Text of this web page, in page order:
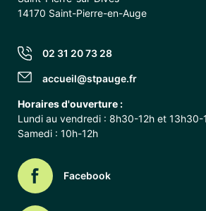
14170 Saint-Pierre-en-Auge
02 31 20 73 28
accueil@stpauge.fr
Horaires d'ouverture :
Lundi au vendredi : 8h30-12h et 13h30-
Samedi : 10h-12h
Facebook